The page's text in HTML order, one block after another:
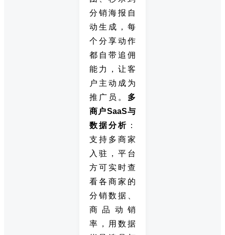
分销海报自
动生成，每
个分享动作
都自带追佣
能力，让客
户主动成为
推广员。 多
商户SaaS与
数据分析 ：
支持多商家
入驻，平台
方可实时查
看各商家的
分销数据、
商品动销
率，用数据